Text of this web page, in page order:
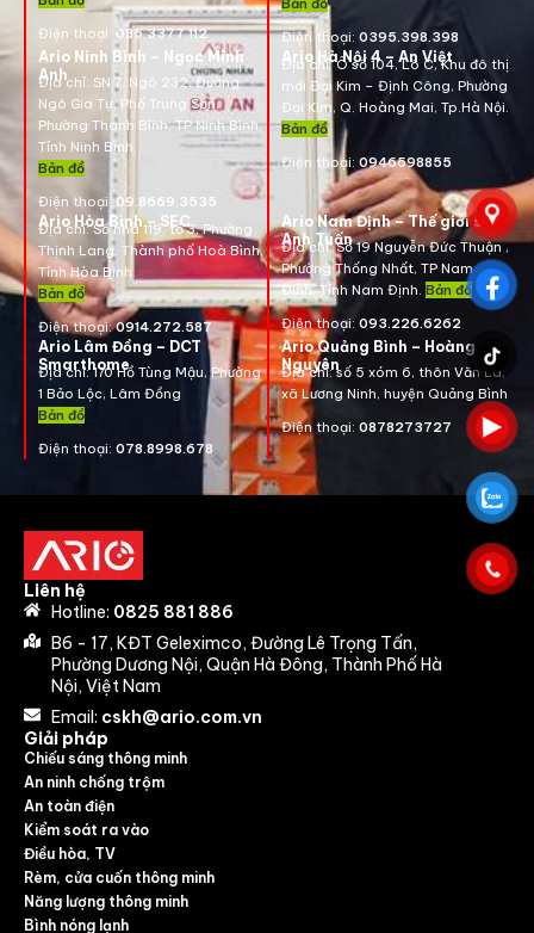
Điện thoại: 085.3377.112
Điện thoại: 0395.398.398
Ario Ninh Bình – Ngọc Minh
Anh
Địa chỉ: SN 7, Ngõ 232, Đường
Ngô Gia Tự, Phố Trung Sơn,
Phường Thanh Bình, TP Ninh Bình,
Tỉnh Ninh Bình.
Bản đồ
Điện thoại:09.8669.3535
Ario Hà Nội 4 – An Việt
Địa chỉ:Ô số 104, Lô C, Khu đô thị
mới Đại Kim – Định Công, Phường
Đại Kim, Q. Hoàng Mai, Tp.Hà Nội.
Bản đồ
Điện thoại: 0946598855
Ario Hòa Bình – SEC
Địa chỉ:Số nhà 119, tổ 3, Phường
Thịnh Lang, Thành phố Hoà Bình,
Tỉnh Hòa Bình.
Bản đồ
Điện thoại:0914.272.587
Ario Nam Định – Thế giới số
Anh Tuấn
Địa chỉ:Số 19 Nguyễn Đức Thuận ,
Phường Thống Nhất, TP Nam
Định, Tỉnh Nam Định. Bản đồ
Điện thoại: 093.226.6262
Ario Lâm Đồng – DCT
Smarthome
Địa chỉ: 170 Hồ Tùng Mậu, Phường
1 Bảo Lộc, Lâm Đồng
Bản đồ
Điện thoại: 078.8998.678
Ario Quảng Bình – Hoàng
Nguyên
Địa chỉ: số 5 xóm 6, thôn Văn La,
xã Lương Ninh, huyện Quảng Bình
Điện thoại: 0878273727
Liên hệ
Hotline: 0825 881 886
B6 - 17, KĐT Geleximco, Đường Lê Trọng Tấn,
Phường Dương Nội, Quận Hà Đông, Thành Phố Hà
Nội, Việt Nam
Email: cskh@ario.com.vn
Giải pháp
Chiếu sáng thông minh
An ninh chống trộm
An toàn điện
Kiểm soát ra vào
Điều hòa, TV
Rèm, cửa cuốn thông minh
Năng lượng thông minh
Bình nóng lạnh